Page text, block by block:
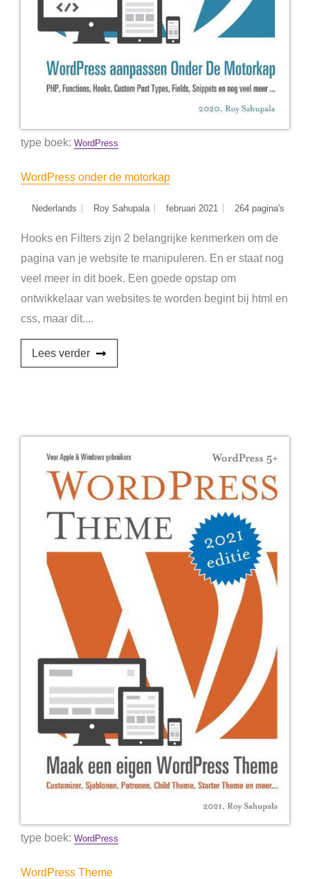
type boek: WordPress
WordPress onder de motorkap
Nederlands Roy Sahupala februari 2021 264 pagina's
Hooks en Filters zijn 2 belangrijke kenmerken om de
pagina van je website te manipuleren. En er staat nog
veel meer in dit boek. Een goede opstap om
ontwikkelaar van websites te worden begint bij html en
css, maar dit....
Lees verder
type boek: WordPress
WordPress Theme